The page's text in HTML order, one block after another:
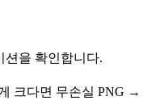
션을 확인합니다.
크다면 무손실 PNG